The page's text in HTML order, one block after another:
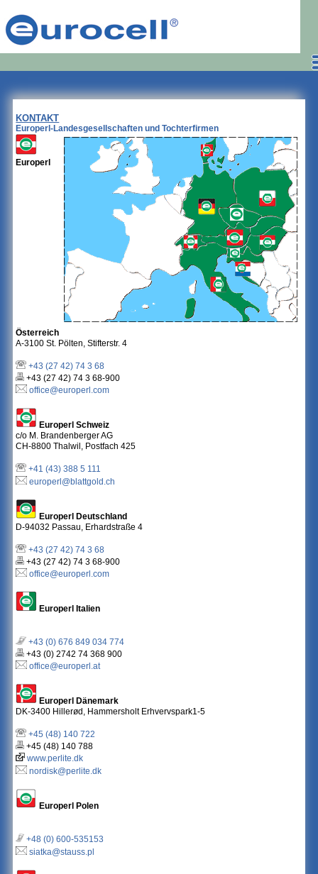
KONTAKT
Europerl-Landesgesellschaften und Tochterfirmen
Europerl
Österreich
A-3100 St. Pölten, Stifterstr. 4
+43 (27 42) 74 3 68
+43 (27 42) 74 3 68-900
office@europerl.com
Europerl Schweiz
c/o M. Brandenberger AG
CH-8800 Thalwil, Postfach 425
+41 (43) 388 5 111
europerl@blattgold.ch
Europerl Deutschland
D-94032 Passau, Erhardstraße 4
+43 (27 42) 74 3 68
+43 (27 42) 74 3 68-900
office@europerl.com
Europerl Italien
+43 (0) 676 849 034 774
+43 (0) 2742 74 368 900
office@europerl.at
Europerl Dänemark
DK-3400 Hillerød, Hammersholt Erhvervspark1-5
+45 (48) 140 722
+45 (48) 140 788
www.perlite.dk
nordisk@perlite.dk
Europerl Polen
+48 (0) 600-535153
siatka@stauss.pl